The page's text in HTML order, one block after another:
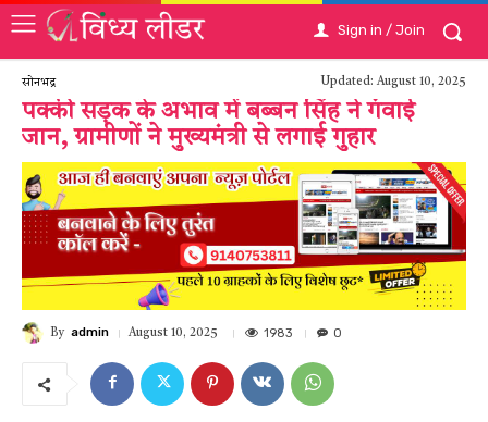
Sign in / Join
सोनभद्र Updated: August 10, 2025
पक्की सड़क के अभाव में बब्बन सिंह ने गंवाई
जान, ग्रामीणों ने मुख्यमंत्री से लगाई गुहार
By admin August 10, 2025 1983 0